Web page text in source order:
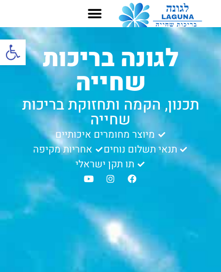
פתח לגונה בריכות
שחייה
תכנון, הקמה ותחזוקת בריכות
שחייה
מיוצר מחומרים איכותיים
תנאי תשלום נוחים
אחריות מקיפה
תו תקן ישראלי